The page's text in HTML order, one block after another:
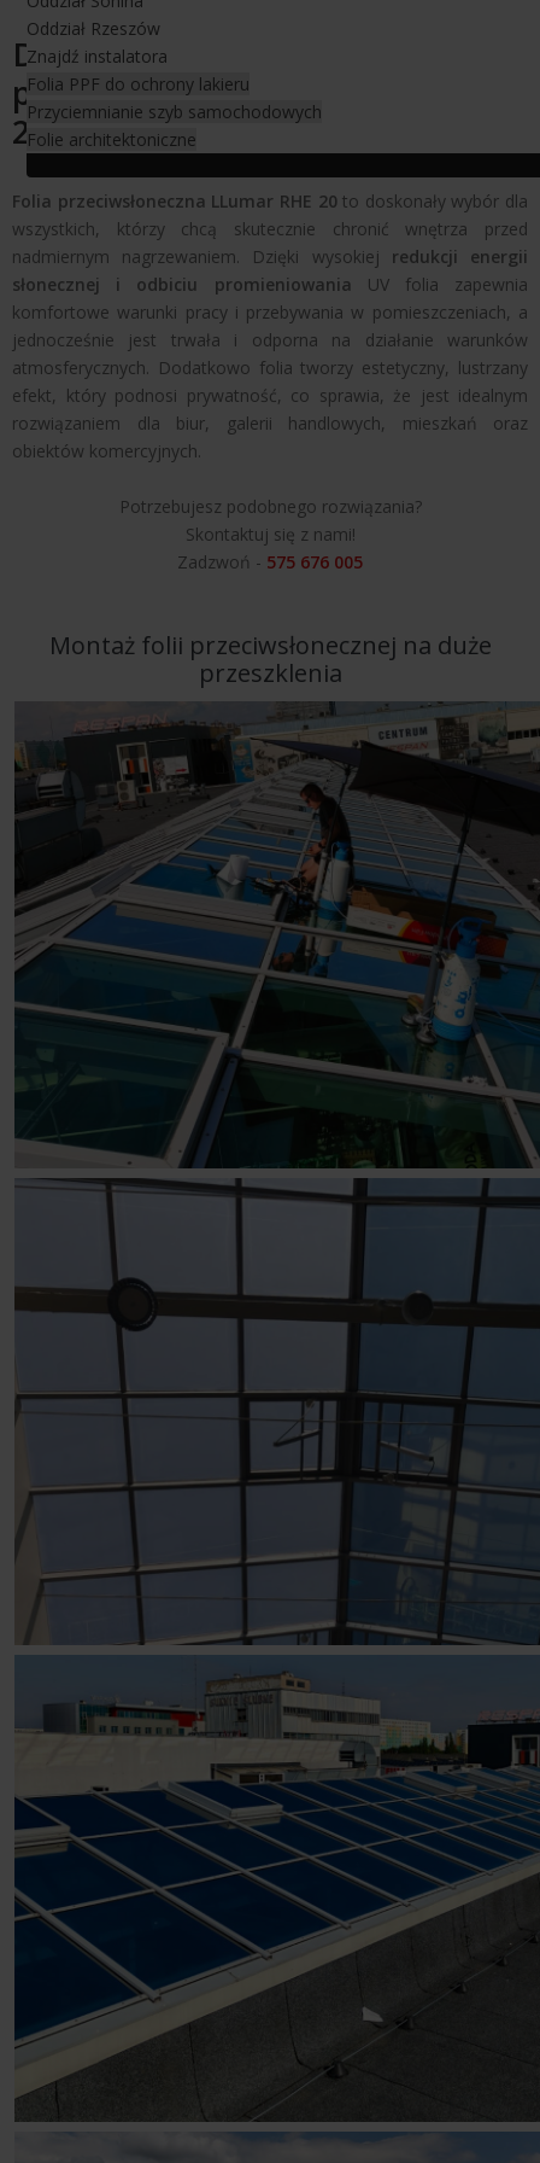
Oddział Rzeszów
Znajdź instalatora
Folia PPF do ochrony lakieru
Przyciemnianie szyb samochodowych
Folie architektoniczne
Dlaczego warto wybrać folię
przeciwsłoneczną LLumar RHE
20?
Folia przeciwsłoneczna LLumar RHE 20 to doskonały wybór dla
wszystkich, którzy chcą skutecznie chronić wnętrza przed
nadmiernym nagrzewaniem. Dzięki wysokiej redukcji energii
słonecznej i odbiciu promieniowania UV folia zapewnia
komfortowe warunki pracy i przebywania w pomieszczeniach, a
jednocześnie jest trwała i odporna na działanie warunków
atmosferycznych. Dodatkowo folia tworzy estetyczny, lustrzany
efekt, który podnosi prywatność, co sprawia, że jest idealnym
rozwiązaniem dla biur, galerii handlowych, mieszkań oraz
obiektów komercyjnych.
Potrzebujesz podobnego rozwiązania?
Skontaktuj się z nami!
Zadzwoń - 575 676 005
Montaż folii przeciwsłonecznej na duże
przeszklenia